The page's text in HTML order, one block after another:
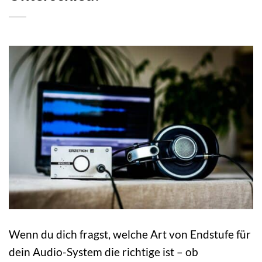
Wenn du dich fragst, welche Art von Endstufe für
dein Audio-System die richtige ist – ob